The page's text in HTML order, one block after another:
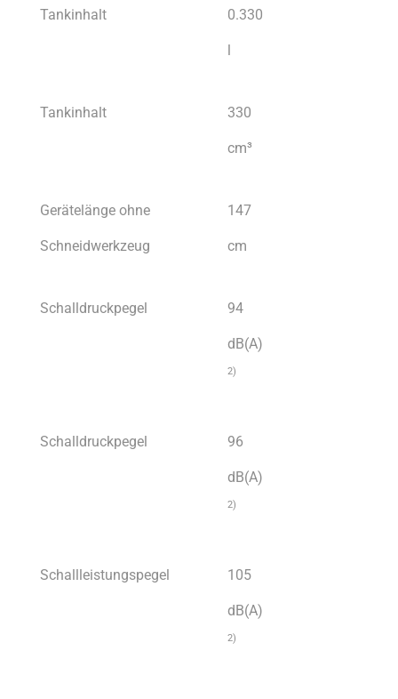
Tankinhalt 0.330
Tankinhalt 330
cm³
Gerätelänge ohne
Schneidwerkzeug
147
cm
Schalldruckpegel 94
dB(A)
2)
Schalldruckpegel 96
dB(A)
2)
Schallleistungspegel 105
dB(A)
2)